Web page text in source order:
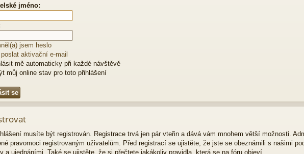
jméno:
jsem heslo
aktivační e-mail
mě automaticky při každé návštěvě
můj online stav pro toto přihlášení
musíte být registrován. Registrace trvá jen pár vteřin a dává vám mnohem větší možnosti.
pravomoci registrovaným uživatelům. Před registrací se ujistěte, že jste se obeznámili s našimi
a ujednáními. Také se ujistěte, že si přečtete jakákoliv pravidla, která se na fóru objeví.